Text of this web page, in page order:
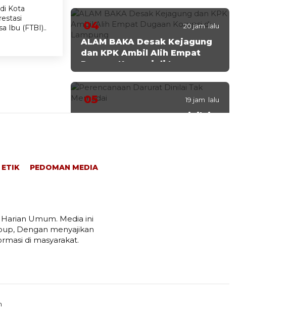
Kota
Ibu (FTBI)..
04 20 jam lalu
ALAM BAKA Desak Kejagung
dan KPK Ambil Alih Empat
Dugaan Korupsi di Lampung
05 19 jam lalu
Perencanaan Darurat Dinilai
06
IKLAN
01.
Diduga Diancam
ETIK PEDOMAN MEDIA
Umum. Media ini
Dengan menyajikan
di masyarakat.